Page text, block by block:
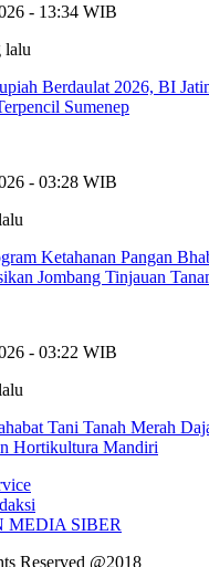
- 13:34 WIB
lalu
Berdaulat 2026, BI
Sumenep
- 03:28 WIB
Ketahanan Pangan
Jombang Tinjauan
- 03:22 WIB
Tani Tanah Merah
Hortikultura Mandiri
MEDIA SIBER
Reserved @2018